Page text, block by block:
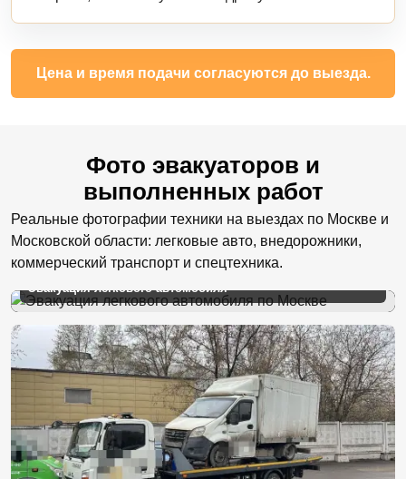
Цена и время подачи согласуются до выезда.
Фото эвакуаторов и
выполненных работ
Реальные фотографии техники на выездах по Москве и
Московской области: легковые авто, внедорожники,
коммерческий транспорт и спецтехника.
Эвакуация легкового автомобиля